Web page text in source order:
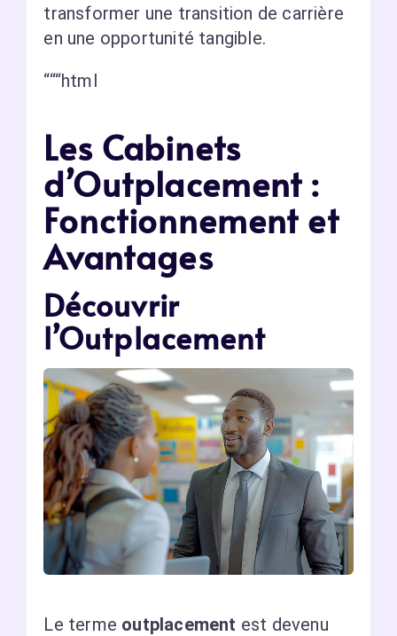
transformer une transition de carrière
en une opportunité tangible.
“““html
Les Cabinets
d’Outplacement :
Fonctionnement et
Avantages
Découvrir
l’Outplacement
Le terme outplacement est devenu